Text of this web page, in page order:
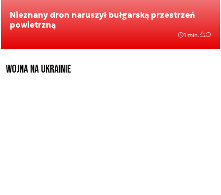
Nieznany dron naruszył bułgarską przestrzeń
powietrzną
1 min.
Wojna na Ukrainie